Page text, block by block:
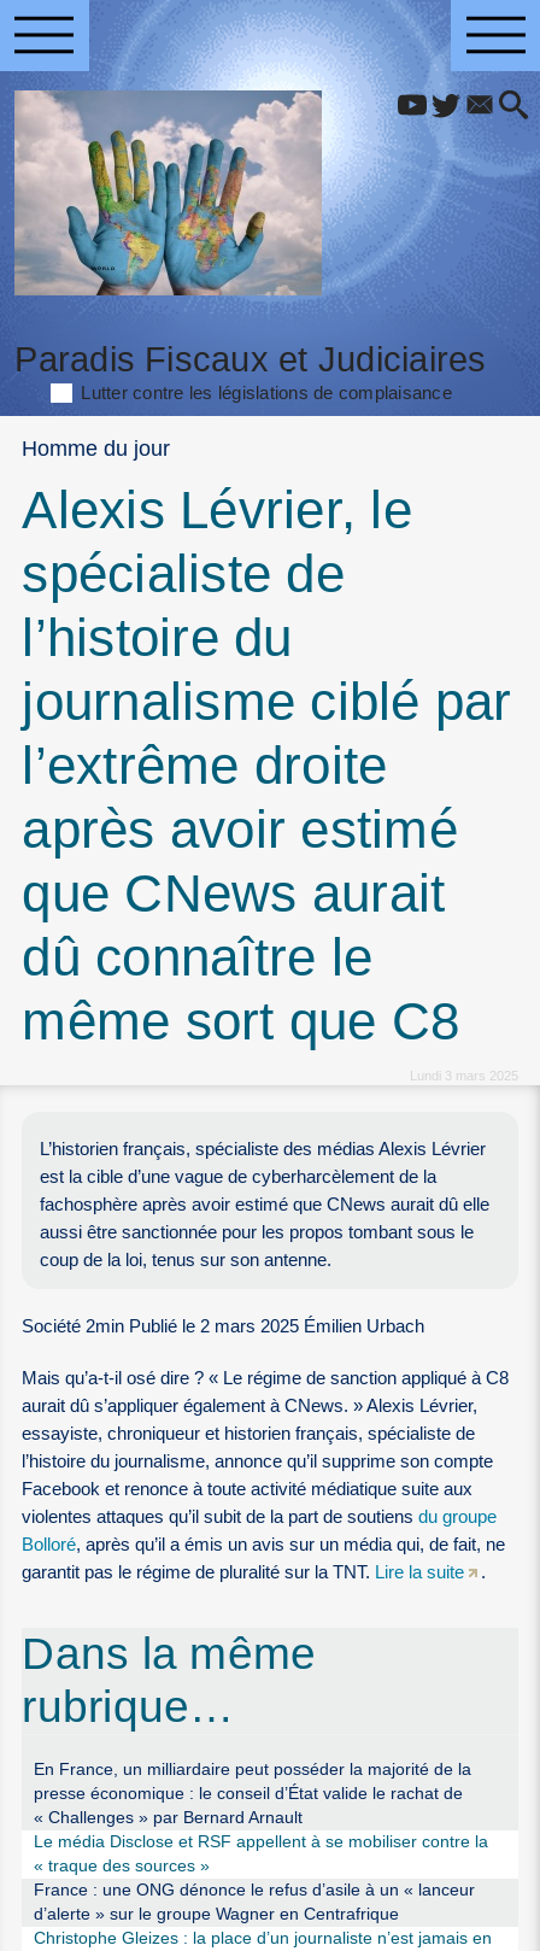
Paradis Fiscaux et Judiciaires
Lutter contre les législations de complaisance
Homme du jour
Alexis Lévrier, le
spécialiste de
l’histoire du
journalisme ciblé par
l’extrême droite
après avoir estimé
que CNews aurait
dû connaître le
même sort que C8
Lundi 3 mars 2025
L’historien français, spécialiste des médias Alexis Lévrier
est la cible d’une vague de cyberharcèlement de la
fachosphère après avoir estimé que CNews aurait dû elle
aussi être sanctionnée pour les propos tombant sous le
coup de la loi, tenus sur son antenne.
Société 2min Publié le 2 mars 2025 Émilien Urbach
Mais qu’a-t-il osé dire ? « Le régime de sanction appliqué à C8
aurait dû s’appliquer également à CNews. » Alexis Lévrier,
essayiste, chroniqueur et historien français, spécialiste de
l’histoire du journalisme, annonce qu’il supprime son compte
Facebook et renonce à toute activité médiatique suite aux
violentes attaques qu’il subit de la part de soutiensdu groupe
Bolloré, après qu’il a émis un avis sur un média qui, de fait, ne
garantit pas le régime de pluralité sur la TNT. Lire la suite .
Dans la même
rubrique…
En France, un milliardaire peut posséder la majorité de la
presse économique : le conseil d’État valide le rachat de
« Challenges » par Bernard Arnault
Le média Disclose et RSF appellent à se mobiliser contre la
« traque des sources »
France : une ONG dénonce le refus d’asile à un « lanceur
d’alerte » sur le groupe Wagner en Centrafrique
Christophe Gleizes : la place d’un journaliste n’est jamais en